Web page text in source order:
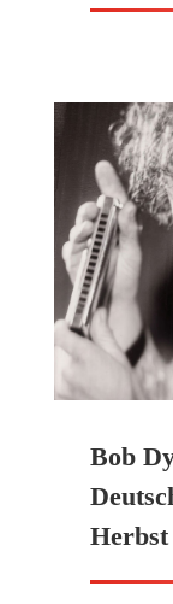
Bob
Herbst